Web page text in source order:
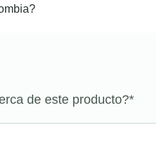
de este producto?*